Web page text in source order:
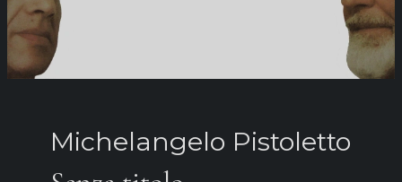
Michelangelo Pistoletto